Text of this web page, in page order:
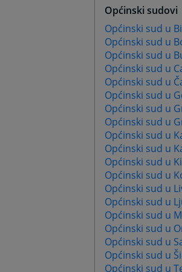
Općinski sudovi
Općinski sud u
Općinski sud u
Općinski sud u
Općinski sud u
Općinski sud u
Općinski sud u
Općinski sud u
Općinski sud u
Općinski sud u
Općinski sud u
Općinski sud u
Općinski sud u
Općinski sud u
Općinski sud u
Općinski sud u
Općinski sud u
Općinski sud u
Općinski sud u
Općinski sud u